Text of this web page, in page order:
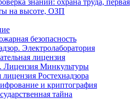
знаний: охрана труда, первая
на высоте, ОЗП
безопасность
Электролаборатория
лицензия
Минкультуры
Ростехнадзора
и криптография
тайна